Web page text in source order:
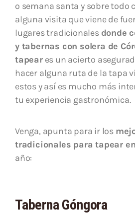
o semana santa y sobre todo
alguna visita que viene de
lugares tradicionales donde
y tabernas con solera de
tapeares un acierto
hacer alguna ruta de la tapa
estos y así es mucho más
tu experiencia gastronómica.
Venga, apunta para ir los
tradicionales para tapear
año:
Taberna Góngora